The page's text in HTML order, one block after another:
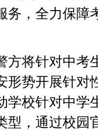
务，全力保障
将针对中考
形势开展针对
学校针对中学
型，通过校园